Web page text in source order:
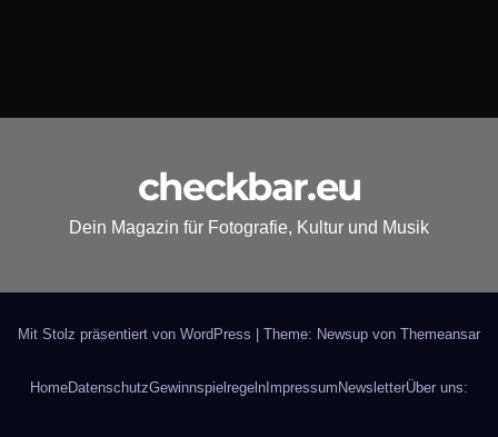
checkbar.eu
Dein Magazin für Fotografie, Kultur und Musik
Mit Stolz präsentiert von WordPress Theme: Newsup von Themeansar
HomeDatenschutzGewinnspielregeln Impressum NewsletterÜber uns: